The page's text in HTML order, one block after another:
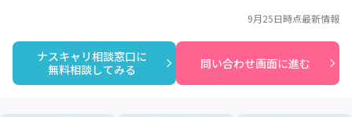
ナスキャリ相談窓口に
無料相談してみる
問い合わせ画面に進む
9月25日時点最新情報